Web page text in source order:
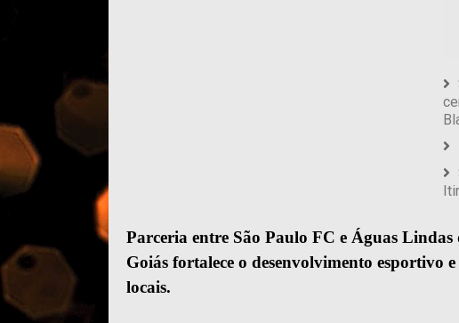
Parceria entre São Paulo FC e Águas Lindas
Goiás fortalece o desenvolvimento esportivo
locais.